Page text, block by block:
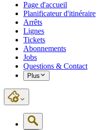
Page d'accueil
Planificateur d'itinéraire
Arrêts
Lignes
Tickets
Abonnements
Jobs
Questions & Contact
Plus